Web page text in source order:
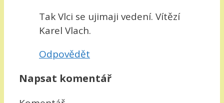
Tak Vlci se ujimaji vedení. Vítězí
Karel Vlach.
Odpovědět
Napsat komentář